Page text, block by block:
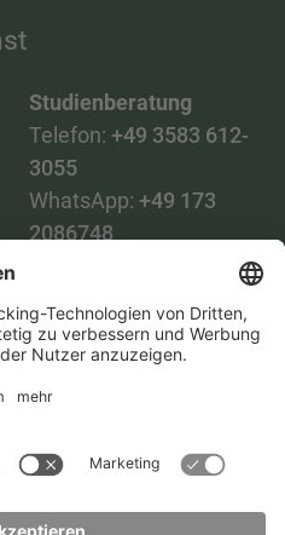
Studienberatung
Telefon: +49 3583 612-
3055
WhatsApp: +49 173
2086748
Presse